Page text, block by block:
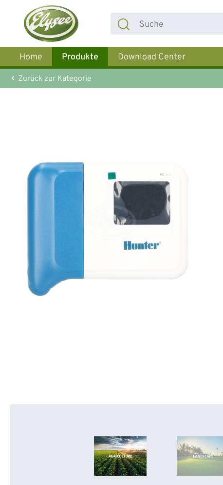
Hauptinhalt springen
Zur Suche springen
Zur Hauptnavigation springen
Home Produkte Download Center
Zurück zur Kategorie